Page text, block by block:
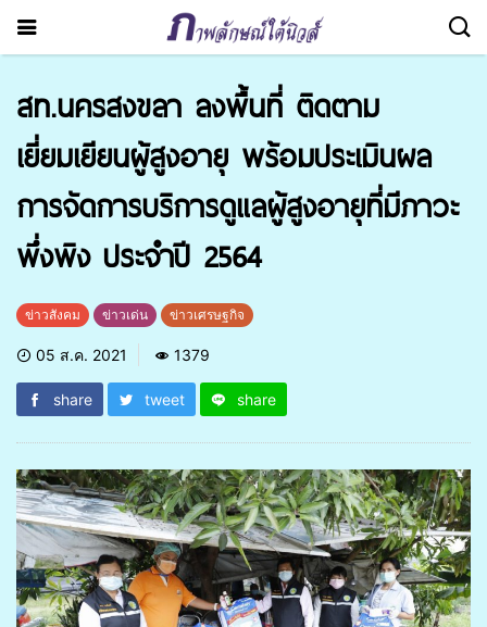
สท.นครสงขลา ลงพื้นที่ ติดตาม
เยี่ยมเยียนผู้สูงอายุ พร้อมประเมินผล
การจัดการบริการดูแลผู้สูงอายุที่มีภาวะ
พึ่งพิง ประจำปี 2564
ข่าวสังคม ข่าวเด่น ข่าวเศรษฐกิจ
05 ส.ค. 2021 1379
share tweet share